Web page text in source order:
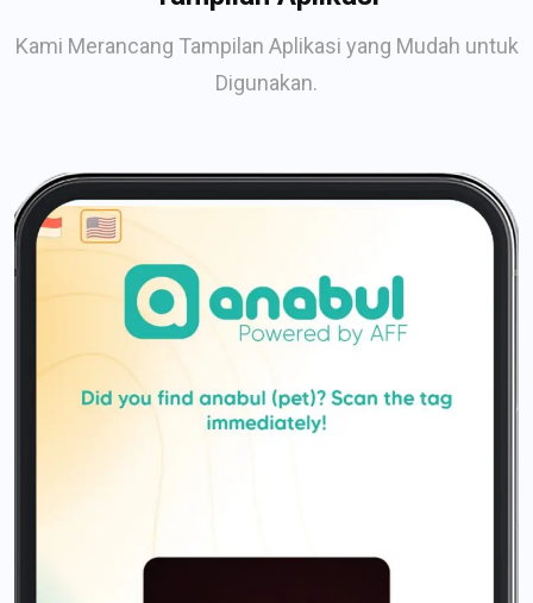
Kami Merancang Tampilan Aplikasi yang Mudah untuk
Digunakan.